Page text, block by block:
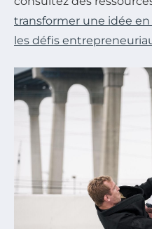
transformer une idée
les défis